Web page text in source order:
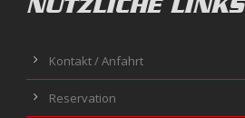
NÜTZLICHE LINKS
Kontakt / Anfahrt
Reservation